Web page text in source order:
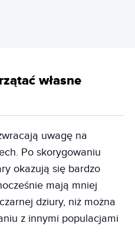
własne
uwagę na
Po skorygowaniu
okazują się bardzo
mają mniej
dziury, niż można
z innymi populacjami